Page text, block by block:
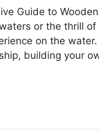
Guide to
or the thrill
on the water.
building your